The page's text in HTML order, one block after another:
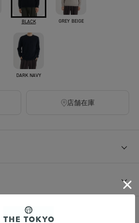
BLACK GREY BEIGE
DARK NAVY
店舗在庫
/Ensemble Woolen Knit C/N PO
/Ensemble Woolen Knit C/N PO